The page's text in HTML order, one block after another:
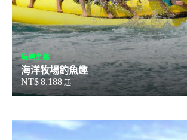
玩樂主義
海洋牧場釣魚趣
NT$8,188 起